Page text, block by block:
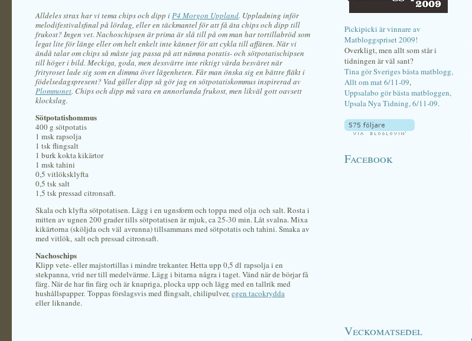
Alldeles strax har vi tema chips och dipp iP4 Morgon Uppland. Uppladning inför
melodifestivalsfinal på lördag, eller en täckmantel för att få äta chips och dipp till
frukost? Ingen vet. Nachoschipsen är prima är slå till på om man har tortillabröd som
legat lite för länge eller om helt enkelt inte känner för att cykla till affären. När vi
ändå talar om chips så måste jag passa på att nämna potatis- och sötpotatischipsen
till höger i bild. Meckiga, goda, men dessvärre inte riktigt värda besväret när
frityroset lade sig som en dimma över lägenheten. Får man önska sig en bättre fläkt i
födelsedagspresent? Vad gäller dipp så gör jag en sötpotatiskommus inspirerad av
Plommonet. Chips och dipp må vara en annorlunda frukost, men likväl gott oavsett
klockslag.
Sötpotatishommus
400 g sötpotatis
1 msk rapsolja
1 tsk flingsalt
1 burk kokta kikärtor
1 msk tahini
0,5 vitlöksklyfta
0,5 tsk salt
1,5 tsk pressad citronsaft.
Skala och klyfta sötpotatisen. Lägg i en ugnsform och toppa med olja och salt. Rosta i
mitten av ugnen 200 grader tills sötpotatisen är mjuk, ca 25-30 min. Låt svalna. Mixa
kikärtorna (sköljda och väl avrunna) tillsammans med sötpotatis och tahini. Smaka av
med vitlök, salt och pressad citronsaft.
Nachoschips
Klipp vete- eller majstortillas i mindre trekanter. Hetta upp 0,5 dl rapsolja i en
stekpanna, vrid ner till medelvärme. Lägg i bitarna några i taget. Vänd när de börjar få
färg. När de har fin färg och är knapriga, plocka upp och lägg med en tallrik med
hushållspapper. Toppas förslagsvis med flingsalt, chilipulver,egen tacokrydda
eller liknande.
Pickipicki är vinnare av
Matbloggspriset 2009!
Overkligt, men allt som står i
tidningen är väl sant?
Tina gör Sveriges bästa matblogg,
Allt om mat 6/11-09,
Uppsalabo gör bästa matbloggen,
Upsala Nya Tidning, 6/11-09.
Facebook
Veckomatsedel